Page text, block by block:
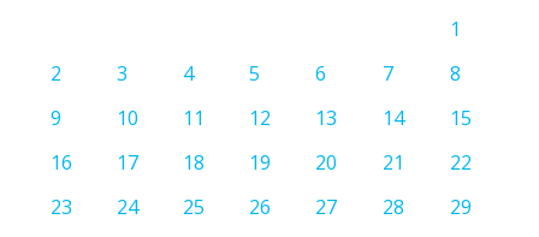
1
2
3 4 5 6 7
8
9
10 11 12 13 14
15
16
17 18 19 20 21
22
23
24 25 26 27 28
29